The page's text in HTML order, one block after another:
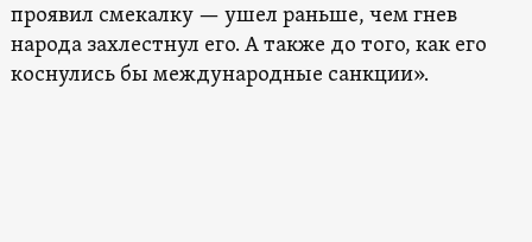
проявил смекалку — ушел раньше, чем гнев
народа захлестнул его. А также до того, как его
коснулись бы международные санкции».